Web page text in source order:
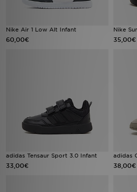
Nike Air 1 Low Alt Infant
60,00€
Nike
35,00€
adidas Tensaur Sport 3.0 Infant
33,00€
adidas
38,00€